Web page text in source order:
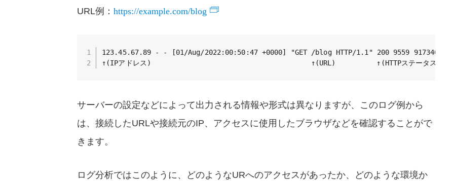
URL例： https://example.com/blog
123.45.67.89 - - [01/Aug/2022:00:50:47 +0000] "GET /blog HTTP/1.1" 200 9559 917340
↑(IPアドレス)                                       ↑(URL)          ↑(HTTPステータ
サーバーの設定などによって出力される情報や形式は異なりますが、このログ例から
は、接続したURLや接続元のIP、アクセスに使用したブラウザなどを確認することがで
きます。
ログ分析ではこのように、どのようなURへのアクセスがあったか、どのような環境か